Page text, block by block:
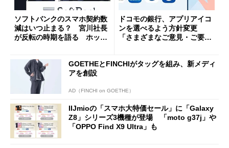
ソフトバンクのスマホ契約数
減はいつ止まる？ 宮川社長
が反転の時期を語る ホッピ
ドコモの銀行、アプリアイコ
ンを選べるよう方針変更
「さまざまなご意見・ご要望
GOETHEとFINCHIがタッグを組み、新メディ
アを創設
AD（FINCHI on GOETHE）
IIJmioの「スマホ大特価セール」に「Galaxy
Z8」シリーズ3機種が登場 「moto g37j」や
「OPPO Find X9 Ultra」も